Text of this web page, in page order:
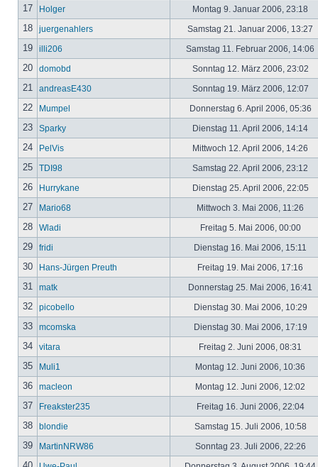
17 Holger Montag 9. Januar 2006, 23:18
18 juergenahlers Samstag 21. Januar 2006, 13:27
19 illi206 Samstag 11. Februar 2006, 14:06
20 domobd Sonntag 12. März 2006, 23:02
21 andreasE430 Sonntag 19. März 2006, 12:07
22 Mumpel Donnerstag 6. April 2006, 05:36
23 Sparky Dienstag 11. April 2006, 14:14
24 PelVis Mittwoch 12. April 2006, 14:26
25 TDI98 Samstag 22. April 2006, 23:12
26 Hurrykane Dienstag 25. April 2006, 22:05
27 Mario68 Mittwoch 3. Mai 2006, 11:26
28 Wladi Freitag 5. Mai 2006, 00:00
29 fridi Dienstag 16. Mai 2006, 15:11
30 Hans-Jürgen Preuth Freitag 19. Mai 2006, 17:16
31 matk Donnerstag 25. Mai 2006, 16:41
32 picobello Dienstag 30. Mai 2006, 10:29
33 mcomska Dienstag 30. Mai 2006, 17:19
34 vitara Freitag 2. Juni 2006, 08:31
35 Muli1 Montag 12. Juni 2006, 10:36
36 macleon Montag 12. Juni 2006, 12:02
37 Freakster235 Freitag 16. Juni 2006, 22:04
38 blondie Samstag 15. Juli 2006, 10:58
39 MartinNRW86 Sonntag 23. Juli 2006, 22:26